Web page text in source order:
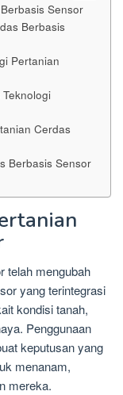
Sensor
Berbasis
Pertanian
Cerdas
Berbasis Sensor
telah mengubah
yang terintegrasi
kondisi tanah,
Penggunaan
keputusan yang
menanam,
mereka.